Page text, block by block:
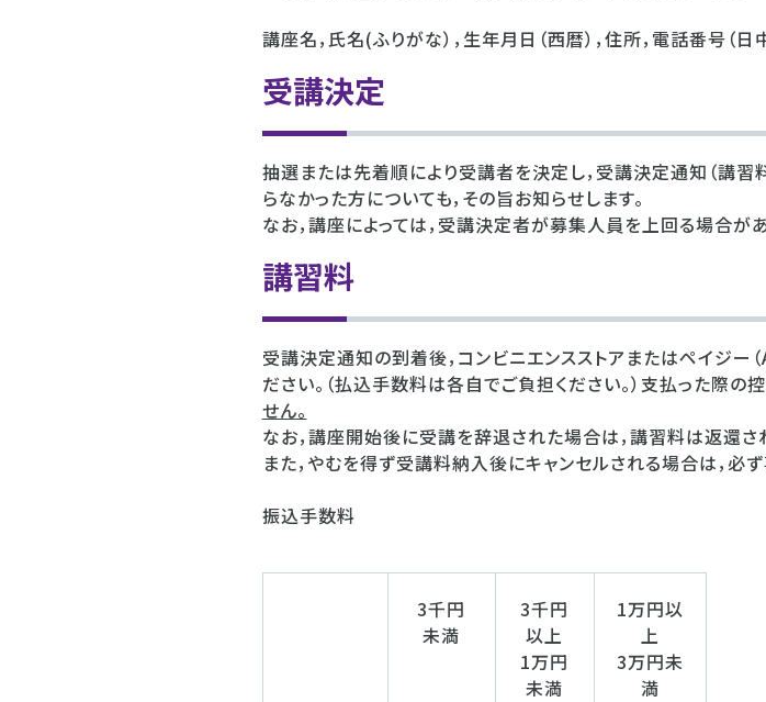
講座名，氏名(ふりがな），生年月日（西暦），住所，電話番号（
受講決定
抽選または先着順により受講者を決定し，受講決定通知（講習
らなかった方についても，その旨お知らせします。
なお，講座によっては，受講決定者が募集人員を上回る場合があ
講習料
受講決定通知の到着後，コンビニエンスストアまたはペイジー
ださい。（払込手数料は各自でご負担ください。）支払った際の
せん。
なお，講座開始後に受講を辞退された場合は，講習料は返還さ
また，やむを得ず受講料納入後にキャンセルされる場合は，必
振込手数料
3千円
未満
3千円
以上
1万円
未満
1万円以
上
3万円未
満